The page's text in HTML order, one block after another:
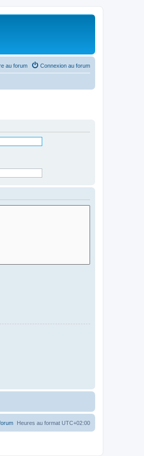
Connexion au forum
au forum
Heures au format UTC+02:00